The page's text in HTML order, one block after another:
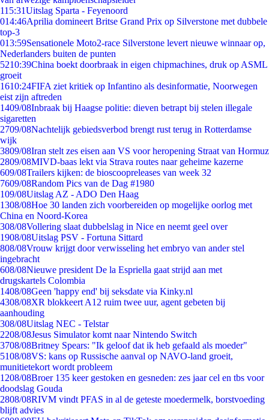
115:31Uitslag Sparta - Feyenoord
014:46Aprilia domineert Britse Grand Prix op Silverstone met dubbele
top-3
013:59Sensationele Moto2-race Silverstone levert nieuwe winnaar op,
Nederlanders buiten de punten
5210:39China boekt doorbraak in eigen chipmachines, druk op ASML
groeit
1610:24FIFA ziet kritiek op Infantino als desinformatie, Noorwegen
eist zijn aftreden
1409/08Inbraak bij Haagse politie: dieven betrapt bij stelen illegale
sigaretten
2709/08Nachtelijk gebiedsverbod brengt rust terug in Rotterdamse
wijk
3809/08Iran stelt zes eisen aan VS voor heropening Straat van Hormuz
2809/08MIVD-baas lekt via Strava routes naar geheime kazerne
609/08Trailers kijken: de bioscoopreleases van week 32
7609/08Random Pics van de Dag #1980
109/08Uitslag AZ - ADO Den Haag
1308/08Hoe 30 landen zich voorbereiden op mogelijke oorlog met
China en Noord-Korea
308/08Vollering slaat dubbelslag in Nice en neemt geel over
1908/08Uitslag PSV - Fortuna Sittard
808/08Vrouw krijgt door verwisseling het embryo van ander stel
ingebracht
608/08Nieuwe president De la Espriella gaat strijd aan met
drugskartels Colombia
1408/08Geen 'happy end' bij seksdate via Kinky.nl
4308/08XR blokkeert A12 ruim twee uur, agent gebeten bij
aanhouding
308/08Uitslag NEC - Telstar
2208/08Jesus Simulator komt naar Nintendo Switch
3708/08Britney Spears: "Ik geloof dat ik heb gefaald als moeder"
5108/08VS: kans op Russische aanval op NAVO-land groeit,
munitietekort wordt probleem
1208/08Broer 135 keer gestoken en gesneden: zes jaar cel en tbs voor
doodslag Gouda
2808/08RIVM vindt PFAS in al de geteste moedermelk, borstvoeding
blijft advies